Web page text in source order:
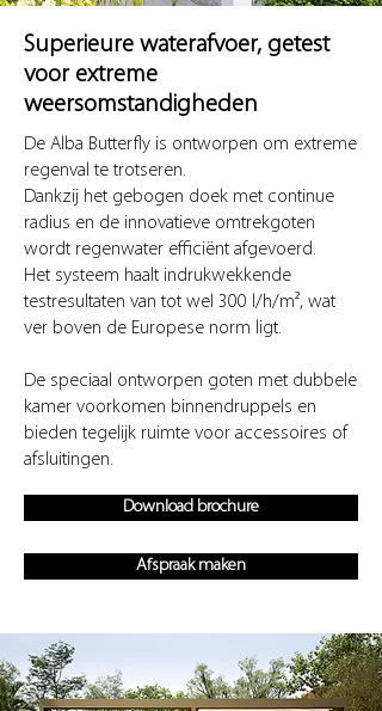
Superieure waterafvoer, getest
voor extreme
weersomstandigheden
De Alba Butterfly is ontworpen om extreme
regenval te trotseren.
Dankzij het gebogen doek met continue
radius en de innovatieve omtrekgoten
wordt regenwater efficiënt afgevoerd.
Het systeem haalt indrukwekkende
testresultaten van tot wel 300 l/h/m², wat
ver boven de Europese norm ligt.
De speciaal ontworpen goten met dubbele
kamer voorkomen binnendruppels en
bieden tegelijk ruimte voor accessoires of
afsluitingen.
Download brochure
Afspraak maken